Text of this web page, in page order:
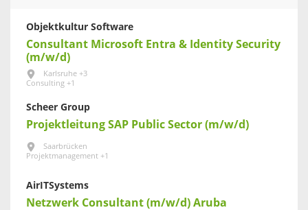
Objektkultur Software
Consultant Microsoft Entra & Identity Security
(m/w/d)
Karlsruhe +3
Consulting +1
Scheer Group
Projektleitung SAP Public Sector (m/w/d)
Saarbrücken
Projektmanagement +1
AirITSystems
Netzwerk Consultant (m/w/d) Aruba